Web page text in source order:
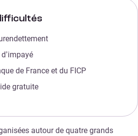
de France et du FICP
gratuite
autour de quatre grands